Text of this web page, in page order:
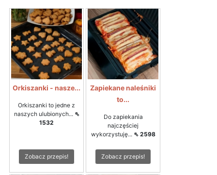
Orkiszanki - nasze...
Orkiszanki to jedne z
naszych ulubionych... ⇖
1532
Zobacz przepis!
Zapiekane naleśniki
to...
Do zapiekania
najczęściej
wykorzystuję... ⇖ 2598
Zobacz przepis!